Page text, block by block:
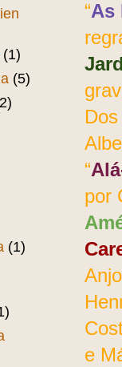
“As
“
por
e
(1)
(5)
(1)